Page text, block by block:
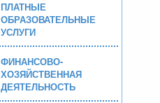
ПЛАТНЫЕ
ОБРАЗОВАТЕЛЬНЫЕ
УСЛУГИ
ФИНАНСОВО-
ХОЗЯЙСТВЕННАЯ
ДЕЯТЕЛЬНОСТЬ